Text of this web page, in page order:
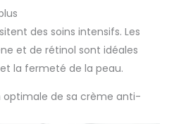
des soins intensifs. Les
et de rétinol sont idéales
la fermeté de la peau.
optimale de sa crème anti-